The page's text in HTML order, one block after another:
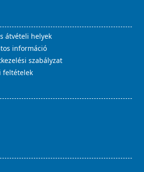
átvételi helyek
információ
szabályzat
feltételek